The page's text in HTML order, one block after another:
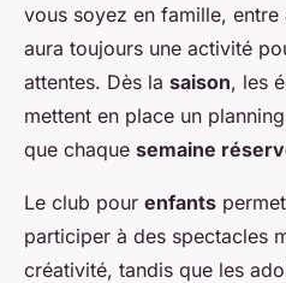
vous soyez en famille,
aura toujours une activité
attentes. Dès la saison, les
mettent en place un
que chaque semaine
Le club pour enfants
participer à des spectacles
créativité, tandis que les